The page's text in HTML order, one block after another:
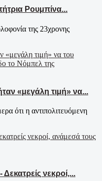
Ρουμπίνα...
της 23χρονης
«μεγάλη τιμή» να...
ότι η αντιπολιτευόμενη
νεκροί,...